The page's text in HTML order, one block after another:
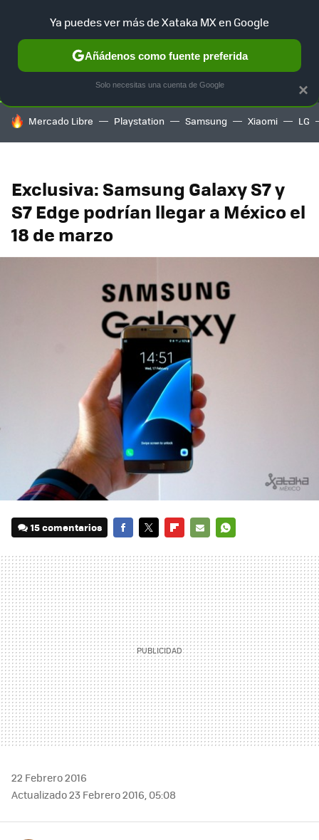
SELECCIÓN GAMING HOME AUTO TERRITORIO
HOY SE HABLA DE
Mercado Libre Playstation Samsung Xiaomi LG
Exclusiva: Samsung Galaxy S7 y
S7 Edge podrían llegar a México el
18 de marzo
15 comentarios
MAIL
22 Febrero 2016
Actualizado 23 Febrero 2016, 05:08
×
Ya puedes ver más de Xataka MX en Google
Añádenos como fuente preferida
Solo necesitas una cuenta de Google